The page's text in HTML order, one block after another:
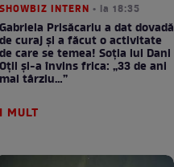
SHOWBIZ INTERN • la 18:35
Gabriela Prisăcariu a dat dovadă
de curaj și a făcut o activitate
de care se temea! Soția lui Dani
Oțil și-a învins frica: „33 de ani
mai târziu…”
MULT